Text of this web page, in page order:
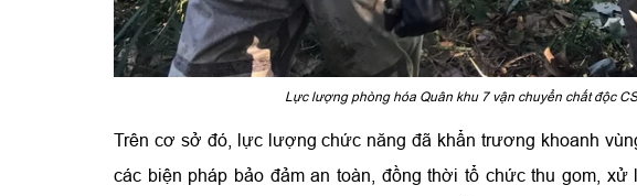
Lực lượng phòng hóa Quân khu 7 vận chuyển chất độc
Trên cơ sở đó, lực lượng chức năng đã khẩn trương khoanh
các biện pháp bảo đảm an toàn, đồng thời tổ chức thu gom, xử